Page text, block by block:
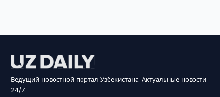
Ведущий новостной портал Узбекистана. Актуальные новости
24/7.